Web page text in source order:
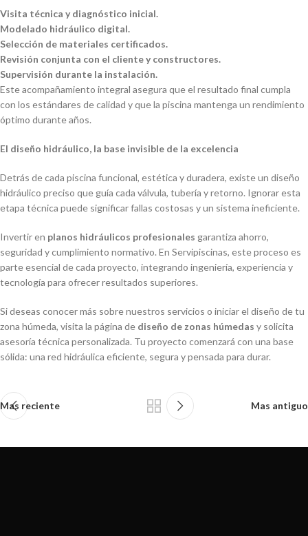
Visita técnica y diagnóstico inicial.
Modelado hidráulico digital.
Selección de materiales certificados.
Revisión conjunta con el cliente y constructores.
Supervisión durante la instalación.
Este acompañamiento integral asegura que el resultado final cumpla
con los estándares de calidad y que la piscina mantenga un rendimiento
óptimo durante años.
El diseño hidráulico, la base invisible de la excelencia
Detrás de cada piscina funcional, estética y duradera, existe un diseño
hidráulico preciso que guía cada válvula, tubería y retorno. Ignorar esta
etapa técnica puede significar fallas costosas y un sistema ineficiente.
Invertir en planos hidráulicos profesionales garantiza ahorro,
seguridad y cumplimiento normativo. En Servipiscinas, este proceso es
parte esencial de cada proyecto, integrando ingeniería, experiencia y
tecnología para ofrecer resultados superiores.
Si deseas conocer más sobre nuestros servicios o iniciar el diseño de tu
zona húmeda, visita la página de diseño de zonas húmedas y solicita
asesoría técnica personalizada. Tu proyecto comenzará con una base
sólida: una red hidráulica eficiente, segura y pensada para durar.
Mas reciente Mas antiguo